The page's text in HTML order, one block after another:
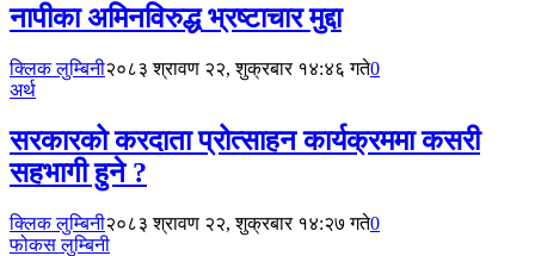
नापीका अमिनविरुद्ध भ्रष्टाचार मुद्दा
क्लिक लुम्बिनी२०८३ श्रावण २२, शुक्रबार १४:४६ गते0
अर्थ
सरकारको करदाता प्रोत्साहन कार्यक्रममा कसरी
सहभागी हुने ?
क्लिक लुम्बिनी२०८३ श्रावण २२, शुक्रबार १४:२७ गते0
फोकस लुम्बिनी